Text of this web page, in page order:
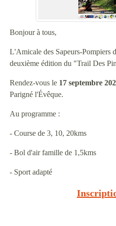
Bonjour à tous,
L'Amicale des Sapeurs-Pompiers
deuxième édition du "Trail Des
Rendez-vous le 17 septembre
Parigné l'Évêque.
Au programme :
- Course de 3, 10, 20kms
- Bol d'air famille de 1,5kms
- Sport adapté